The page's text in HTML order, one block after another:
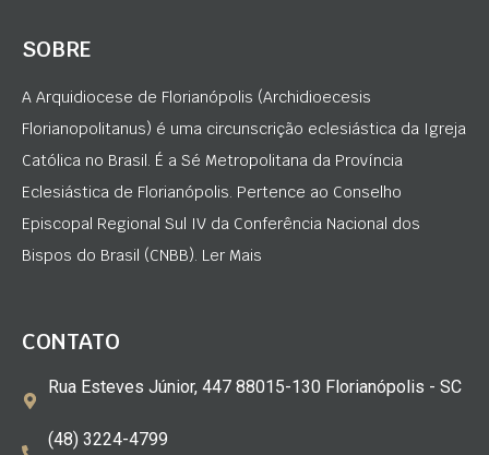
SOBRE
A Arquidiocese de Florianópolis (Archidioecesis
Florianopolitanus) é uma circunscrição eclesiástica da Igreja
Católica no Brasil. É a Sé Metropolitana da Província
Eclesiástica de Florianópolis. Pertence ao Conselho
Episcopal Regional Sul IV da Conferência Nacional dos
Bispos do Brasil (CNBB). Ler Mais
CONTATO
Rua Esteves Júnior, 447 88015-130 Florianópolis - SC
(48) 3224-4799